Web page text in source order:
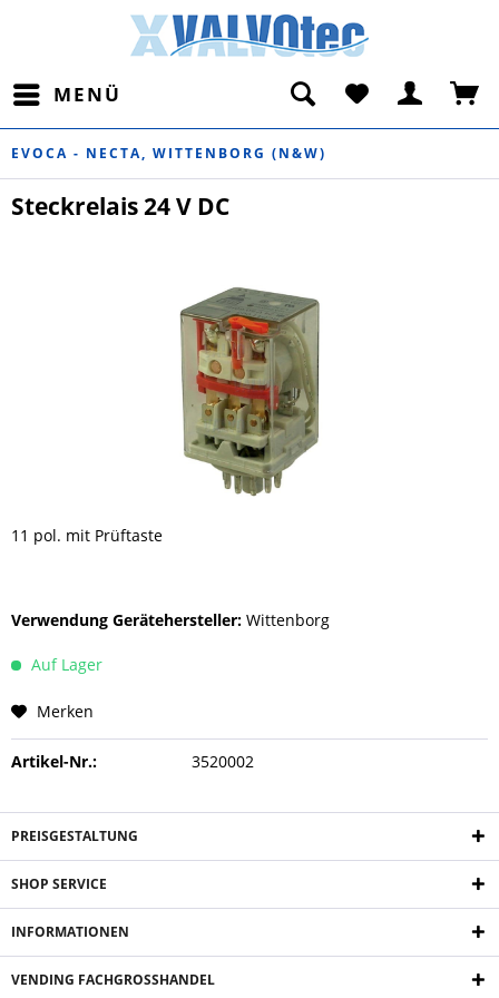
MENÜ
EVOCA - NECTA, WITTENBORG (N&W)
Steckrelais 24 V DC
11 pol. mit Prüftaste
Verwendung Gerätehersteller: Wittenborg
Auf Lager
Merken
Artikel-Nr.: 3520002
PREISGESTALTUNG
SHOP SERVICE
INFORMATIONEN
VENDING FACHGROSSHANDEL